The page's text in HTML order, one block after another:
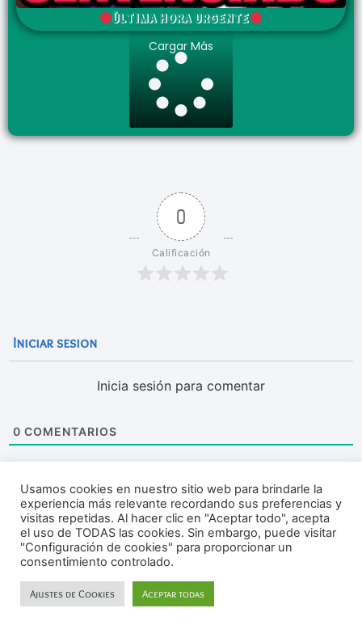
ÚLTIMA HORA URGENTE
Cargar Más
0
Calificación
Iniciar sesion
Inicia sesión para comentar
0 COMENTARIOS
Política Privacidad Aviso Legal
Usamos cookies en nuestro sitio web para brindarle la
experiencia más relevante recordando sus preferencias y
visitas repetidas. Al hacer clic en "Aceptar todo", acepta
el uso de TODAS las cookies. Sin embargo, puede visitar
"Configuración de cookies" para proporcionar un
consentimiento controlado.
Ajustes de Cookies Aceptar todas